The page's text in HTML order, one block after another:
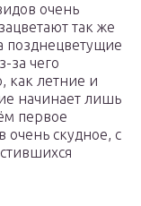
очень
так же
позднецветущие
за чего
как летние и
начинает лишь
первое
очень скудное, с